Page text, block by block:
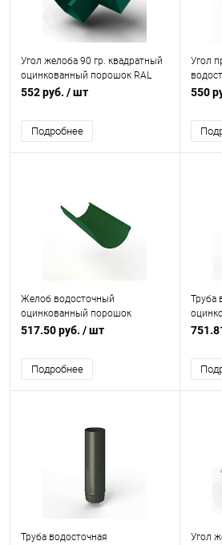
Угол желоба 90 гр. квадратный
оцинкованный порошок RAL
6036
552 руб. / шт
Подробнее
Угол
550
Желоб водосточный
оцинкованный порошок
ф120х2000мм RAL 6002
517.50 руб. / шт
Подробнее
Труба
Труба водосточная
Угол